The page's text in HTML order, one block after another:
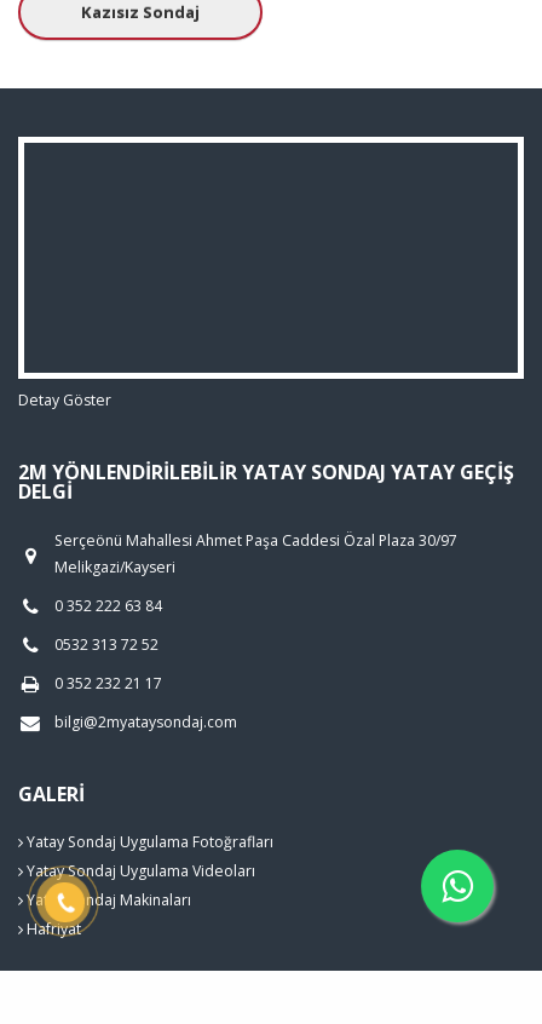
Kazısız Sondaj
Detay Göster
2M YÖNLENDIRILEBILIR YATAY SONDAJ YATAY GEÇIŞ
DELGI
Serçeönü Mahallesi Ahmet Paşa Caddesi Özal Plaza 30/97
Melikgazi/Kayseri
0 352 222 63 84
0532 313 72 52
0 352 232 21 17
bilgi@2myataysondaj.com
GALERI
Yatay Sondaj Uygulama Fotoğrafları
Yatay Sondaj Uygulama Videoları
Yatay Sondaj Makinaları
Hafriyat